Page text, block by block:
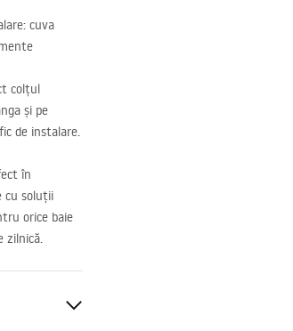
cuva
colțul
și pe
de instalare.
în
cu soluții
orice baie
zilnică.